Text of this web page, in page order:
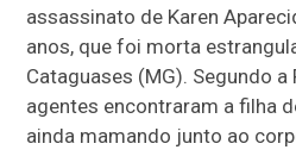
assassinato de Karen
anos, que foi morta
Cataguases (MG). Segundo a
agentes encontraram a filha
ainda mamando junto ao